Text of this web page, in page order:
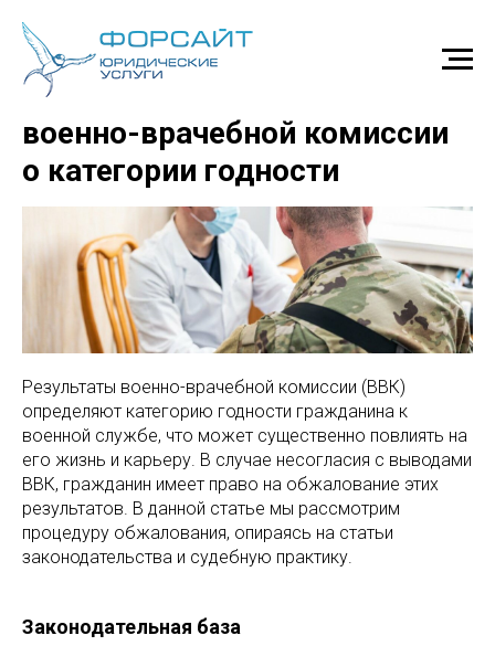
Обжалование результатов
военно-врачебной комиссии
о категории годности
Результаты военно-врачебной комиссии (ВВК)
определяют категорию годности гражданина к
военной службе, что может существенно повлиять на
его жизнь и карьеру. В случае несогласия с выводами
ВВК, гражданин имеет право на обжалование этих
результатов. В данной статье мы рассмотрим
процедуру обжалования, опираясь на статьи
законодательства и судебную практику.
Законодательная база